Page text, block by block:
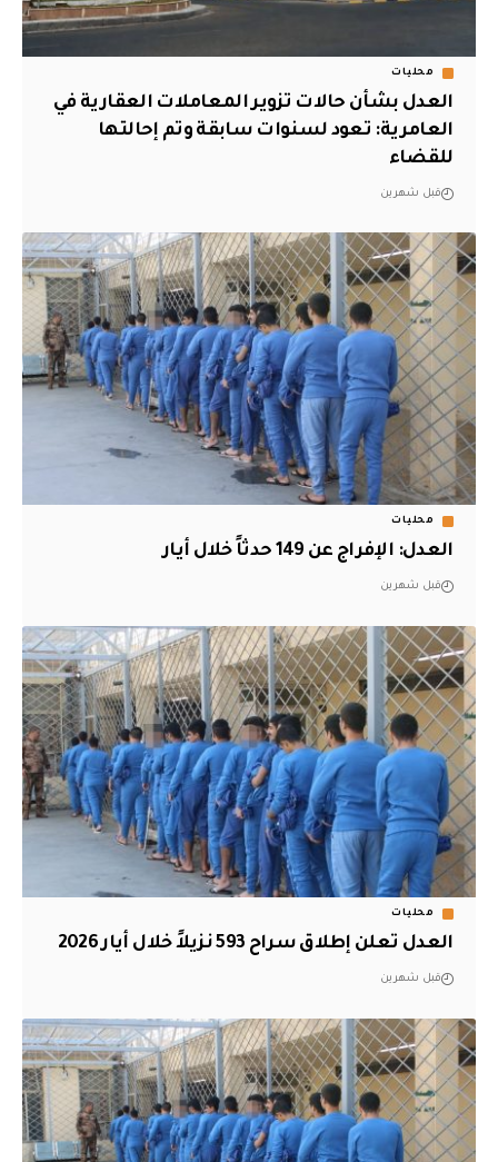
محليات
العدل بشأن حالات تزوير المعاملات العقارية في
العامرية: تعود لسنوات سابقة وتم إحالتها
للقضاء
قبل شهرين
محليات
العدل: الإفراج عن 149 حدثاً خلال أيار
قبل شهرين
محليات
العدل تعلن إطلاق سراح 593 نزيلاً خلال أيار 2026
قبل شهرين